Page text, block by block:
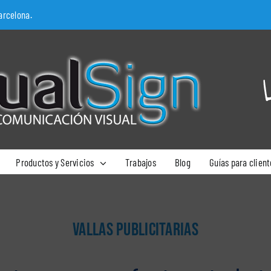
Productos y Servicios Trabajos Blog Guías para
VALLAS PUBLICITARIAS